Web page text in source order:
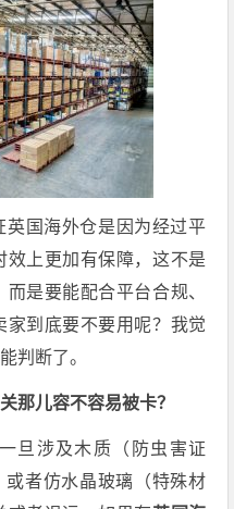
国海外仓是因为经过平
效上更加有保障，这不是
是要能配合平台合规、
家到底要不要用呢？我觉
判断了。
那儿容不容易被卡？
旦涉及木质（防虫害证
者仿水晶玻璃（特殊材